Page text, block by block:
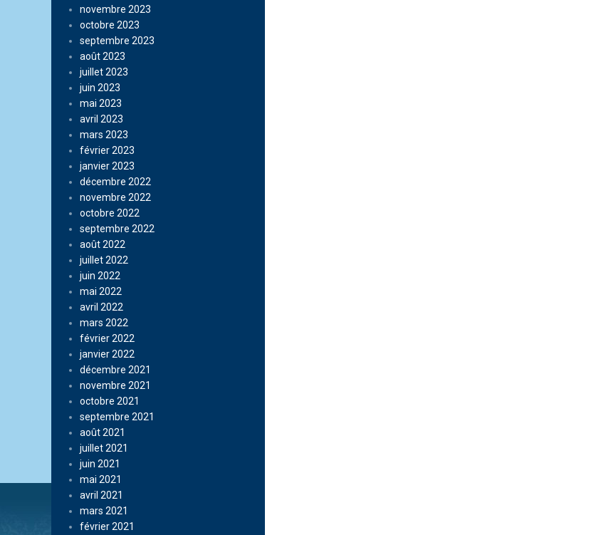
novembre 2023
octobre 2023
septembre 2023
août 2023
juillet 2023
juin 2023
mai 2023
avril 2023
mars 2023
février 2023
janvier 2023
décembre 2022
novembre 2022
octobre 2022
septembre 2022
août 2022
juillet 2022
juin 2022
mai 2022
avril 2022
mars 2022
février 2022
janvier 2022
décembre 2021
novembre 2021
octobre 2021
septembre 2021
août 2021
juillet 2021
juin 2021
mai 2021
avril 2021
mars 2021
février 2021